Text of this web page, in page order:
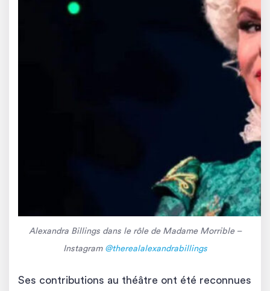
Alexandra Billings dans le rôle de Madame Morrible –
Instagram @therealalexandrabillings
Ses contributions au théâtre ont été reconnues